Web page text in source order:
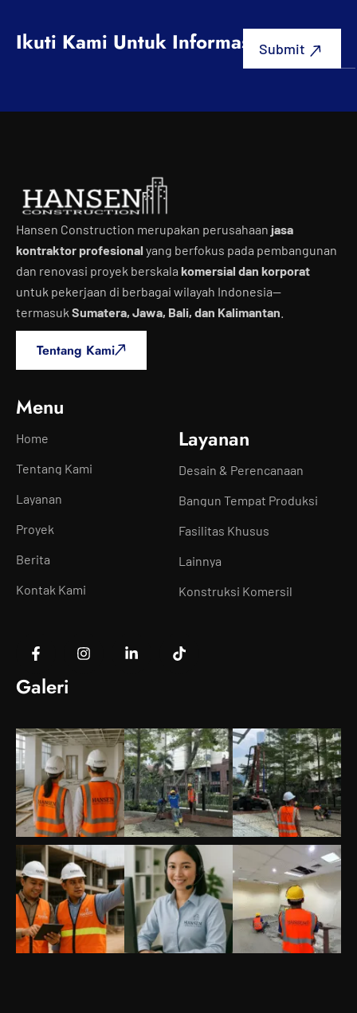
Ikuti Kami Untuk Informasi Terbaru
Hansen Construction merupakan perusahaan jasa
kontraktor profesional yang berfokus pada pembangunan
dan renovasi proyek berskala komersial dan korporat
untuk pekerjaan di berbagai wilayah Indonesia—
termasuk Sumatera, Jawa, Bali, dan Kalimantan
Tentang Kami
Menu
Home
Tentang Kami
Layanan
Proyek
Berita
Kontak Kami
Layanan
Desain & Perencanaan
Bangun Tempat Produksi
Fasilitas Khusus
Lainnya
Konstruksi Komersil
Galeri